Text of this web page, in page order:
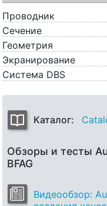
Проводник
Сечение
Геометрия
Экранирование
Система DBS
Каталог:
Обзоры и тесты
BFAG
Видеообзор: